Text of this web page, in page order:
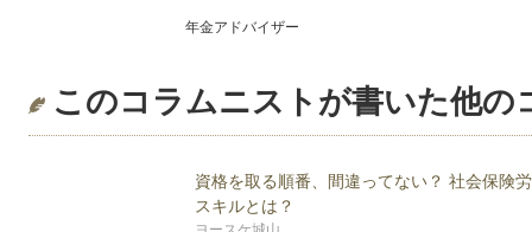
年金アドバイザー
みを知る。その後、大手スーパーに転職し、値引き
を養う。またその手腕により東京地区エリアマネー
ラクして貯めるをモットーに活動している。
ブログでいつも取り上げているテーマは節約全般
このコラムニストが書いた他の
資格を取る順番、間違ってない？ 社会保険
スキルとは？